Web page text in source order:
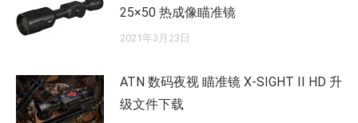
25×50 热成像瞄准镜
2021年3月23日
ATN 数码夜视 瞄准镜 X-SIGHT II HD 升
级文件下载